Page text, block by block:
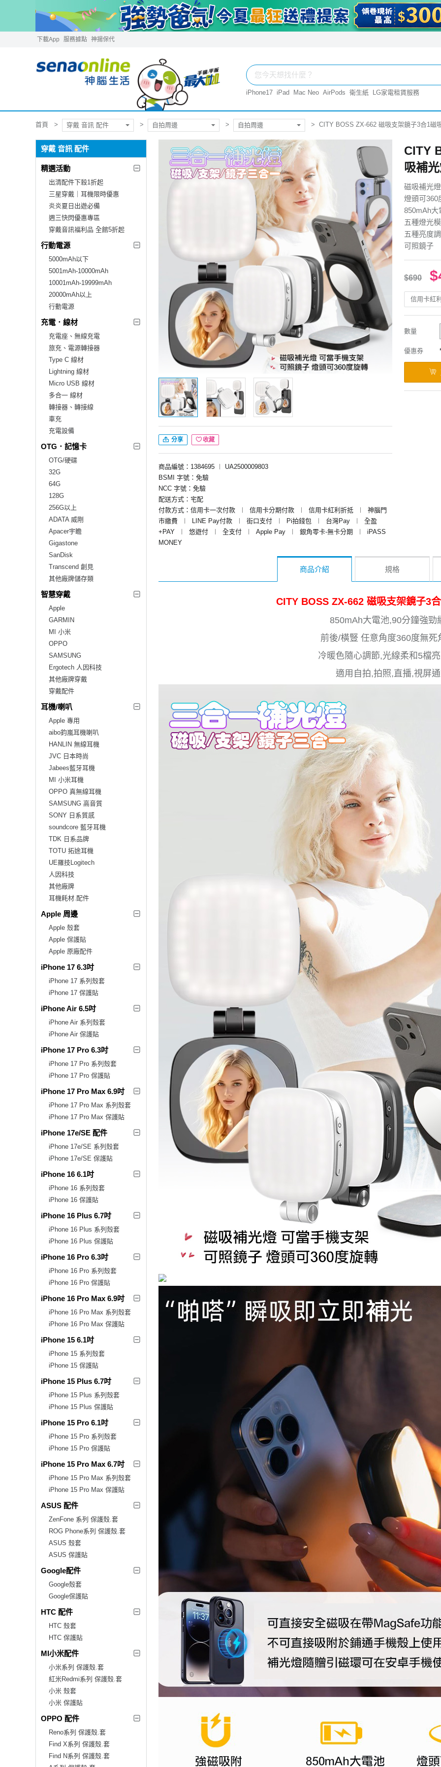
下載App 服務據點 神揚保代
iPhone17 iPad Mac Neo AirPods 衛生紙 LG家電租賃服務
首頁 穿戴 音訊 配件 自拍周邊 自拍周邊 CITY BOSS ZX-662 磁吸支架鏡子3合1磁
穿戴 音訊 配件
精選活動
出清配件下殺1折起
三星穿戴｜耳機限時優惠
炎炎夏日出遊必備
週三快閃優惠專區
穿戴音訊福利品 全館5折起
行動電源
5000mAh以下
5001mAh-10000mAh
10001mAh-19999mAh
20000mAh以上
行動電源
充電．線材
充電座、無線充電
旅充、電源轉接器
Type C 線材
Lightning 線材
Micro USB 線材
多合一 線材
轉接器、轉接線
車充
充電設備
OTG．記憶卡
OTG/硬碟
32G
64G
128G
256G以上
ADATA 威剛
Apacer宇瞻
Gigastone
SanDisk
Transcend 創見
其他廠牌儲存類
智慧穿戴
Apple
GARMIN
MI 小米
OPPO
SAMSUNG
Ergotech 人因科技
其他廠牌穿戴
穿戴配件
耳機/喇叭
Apple 專用
aibo鈞嵐耳機喇叭
HANLIN 無線耳機
JVC 日本時尚
Jabees藍牙耳機
MI 小米耳機
OPPO 真無線耳機
SAMSUNG 高音質
SONY 日系質感
soundcore 藍牙耳機
TDK 日系品牌
TOTU 拓途耳機
UE羅技Logitech
人因科技
其他廠牌
耳機耗材.配件
Apple 周邊
Apple 殼套
Apple 保護貼
Apple 原廠配件
iPhone 17 6.3吋
iPhone 17 系列殼套
iPhone 17 保護貼
iPhone Air 6.5吋
iPhone Air 系列殼套
iPhone Air 保護貼
iPhone 17 Pro 6.3吋
iPhone 17 Pro 系列殼套
iPhone 17 Pro 保護貼
iPhone 17 Pro Max 6.9吋
iPhone 17 Pro Max 系列殼套
iPhone 17 Pro Max 保護貼
iPhone 17e/SE 配件
iPhone 17e/SE 系列殼套
iPhone 17e/SE 保護貼
iPhone 16 6.1吋
iPhone 16 系列殼套
iPhone 16 保護貼
iPhone 16 Plus 6.7吋
iPhone 16 Plus 系列殼套
iPhone 16 Plus 保護貼
iPhone 16 Pro 6.3吋
iPhone 16 Pro 系列殼套
iPhone 16 Pro 保護貼
iPhone 16 Pro Max 6.9吋
iPhone 16 Pro Max 系列殼套
iPhone 16 Pro Max 保護貼
iPhone 15 6.1吋
iPhone 15 系列殼套
iPhone 15 保護貼
iPhone 15 Plus 6.7吋
iPhone 15 Plus 系列殼套
iPhone 15 Plus 保護貼
iPhone 15 Pro 6.1吋
iPhone 15 Pro 系列殼套
iPhone 15 Pro 保護貼
iPhone 15 Pro Max 6.7吋
iPhone 15 Pro Max 系列殼套
iPhone 15 Pro Max 保護貼
ASUS 配件
ZenFone 系列 保護殼.套
ROG Phone系列 保護殼.套
ASUS 殼套
ASUS 保護貼
Google配件
Google殼套
Google保護貼
HTC 配件
HTC 殼套
HTC 保護貼
MI小米配件
小米系列 保護殼.套
紅米Redmi系列 保護殼.套
小米 殼套
小米 保護貼
OPPO 配件
Reno系列 保護殼.套
Find X系列 保護殼.套
Find N系列 保護殼.套
分享 收藏
商品編號：1384695 ︱
UA2500009803
BSMI 字號：免驗
NCC 字號：免驗
配送方式：宅配
付款方式：信用卡一次付款
︱ 信用卡分期付款 ︱ 信用卡紅利折抵 ︱
神腦門
市繳費
︱ LINE Pay付款 ︱ 街口支付 ︱ Pi拍錢包 ︱ 台灣Pay ︱
全盈
+PAY
︱ 悠遊付 ︱ 全支付 ︱ Apple Pay ︱ 銀角零卡-無卡分期 ︱
iPASS
MONEY
CITY
吸補
磁吸補光
燈頭可360
850mAh大
五種燈光
五種亮度
可照鏡子
$690
信用卡紅
數量
優惠券
商品介紹 規格
CITY BOSS ZX-662 磁吸支架鏡子3
850mAh大電池,90分鐘強勁
前後/橫豎 任意角度360度無死
冷暖色隨心調節,光線柔和5檔
適用自拍,拍照,直播,視屏